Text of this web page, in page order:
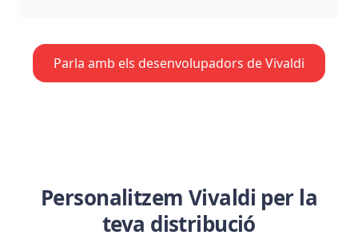
Parla amb els desenvolupadors de Vivaldi
Personalitzem Vivaldi per la
teva distribució